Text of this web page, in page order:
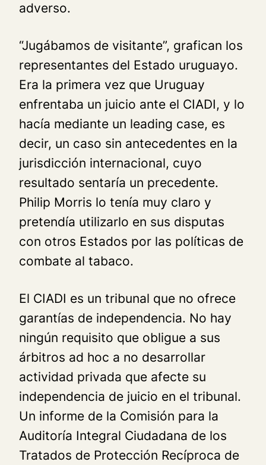
adverso.
“Jugábamos de visitante”, grafican los
representantes del Estado uruguayo.
Era la primera vez que Uruguay
enfrentaba un juicio ante el CIADI, y lo
hacía mediante un leading case, es
decir, un caso sin antecedentes en la
jurisdicción internacional, cuyo
resultado sentaría un precedente.
Philip Morris lo tenía muy claro y
pretendía utilizarlo en sus disputas
con otros Estados por las políticas de
combate al tabaco.
El CIADI es un tribunal que no ofrece
garantías de independencia. No hay
ningún requisito que obligue a sus
árbitros ad hoc a no desarrollar
actividad privada que afecte su
independencia de juicio en el tribunal.
Un informe de la Comisión para la
Auditoría Integral Ciudadana de los
Tratados de Protección Recíproca de